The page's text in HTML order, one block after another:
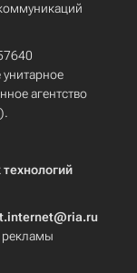
агентство
рекламы